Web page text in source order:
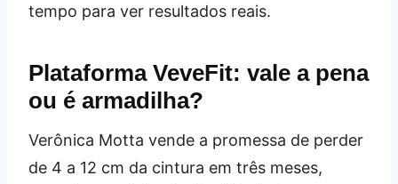
tempo para ver resultados reais.
Plataforma VeveFit: vale a pena
ou é armadilha?
Verônica Motta vende a promessa de perder
de 4 a 12 cm da cintura em três meses,